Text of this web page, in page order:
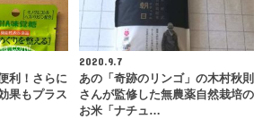
利！さらに
果もプラス
2020.9.7
あの「奇跡のリンゴ」の木村秋則
さんが監修した無農薬自然栽培の
お米「ナチュ…